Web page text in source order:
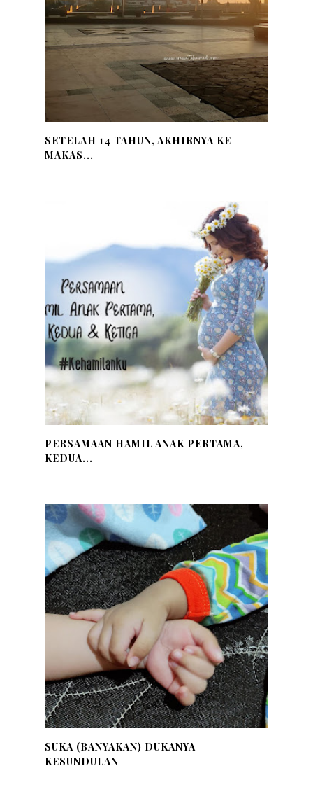
SETELAH 14 TAHUN, AKHIRNYA KE
MAKAS...
PERSAMAAN HAMIL ANAK PERTAMA,
KEDUA...
SUKA (BANYAKAN) DUKANYA
KESUNDULAN